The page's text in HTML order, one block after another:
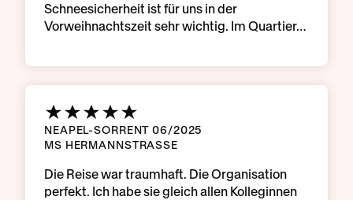
Schneesicherheit ist für uns in der
Vorweihnachtszeit sehr wichtig. Im Quartier…
NEAPEL-SORRENT 06/2025
MS HERMANNSTRASSE
Die Reise war traumhaft. Die Organisation
perfekt. Ich habe sie gleich allen Kolleginnen